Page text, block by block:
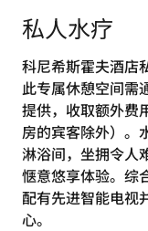
私人水疗
科尼希斯霍夫酒店
此专属休憩空间需
提供，收取额外费
房的宾客除外）。
淋浴间，坐拥令人
惬意悠享体验。综
配有先进智能电视
心。